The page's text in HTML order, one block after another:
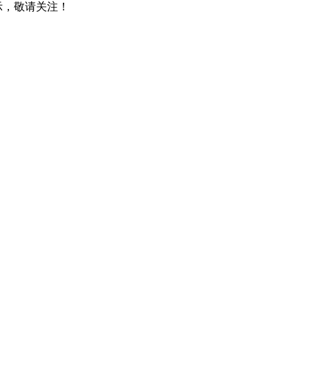
敬请关注！